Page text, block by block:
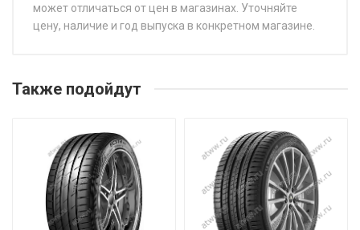
может отличаться от цен в магазинах. Уточняйте
цену, наличие и год выпуска в конкретном магазине.
Sonix XSPORT S8 195/40R17 81W
Sonix XSPORT S8 195/45R17 85W
Sonix XSPORT S8 195/50R15 82V
Также подойдут